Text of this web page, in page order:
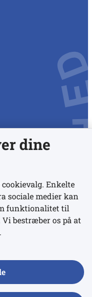
dine
Enkelte
sociale medier kan
funktionalitet til
bestræber os på at